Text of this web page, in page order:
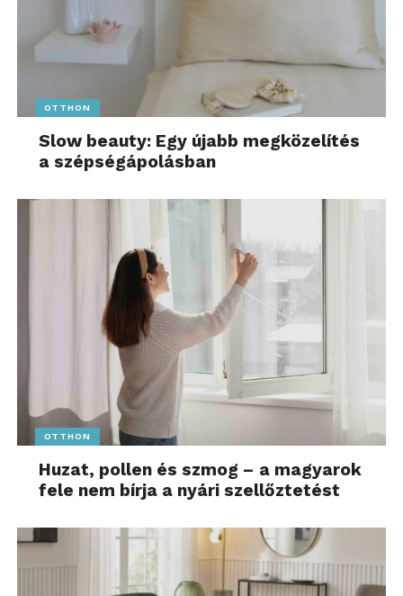
OTTHON
Slow beauty: Egy újabb megközelítés
a szépségápolásban
OTTHON
Huzat, pollen és szmog – a magyarok
fele nem bírja a nyári szellőztetést